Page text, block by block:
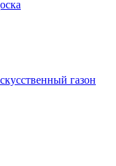
газон